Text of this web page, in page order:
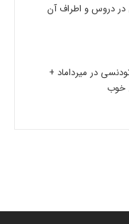
دروس و اطراف آن
در میرداماد +
خوب